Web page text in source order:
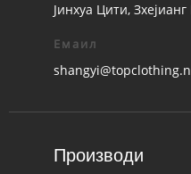
Јинхуа Цити,
Емаил
Производи